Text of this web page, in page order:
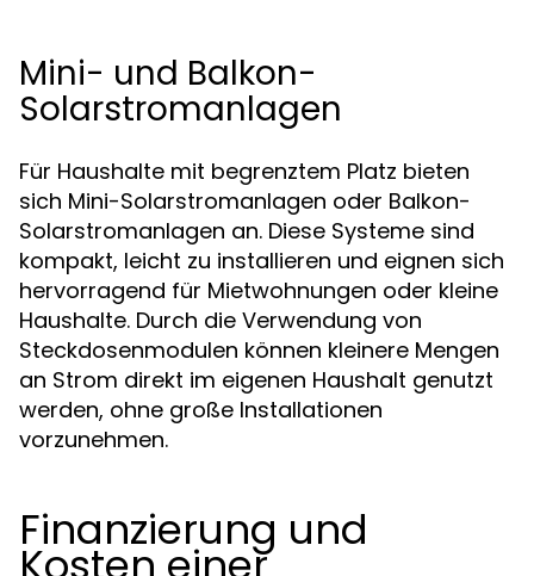
Mini- und Balkon-
Solarstromanlagen
Für Haushalte mit begrenztem Platz bieten
sich Mini-Solarstromanlagen oder Balkon-
Solarstromanlagen an. Diese Systeme sind
kompakt, leicht zu installieren und eignen sich
hervorragend für Mietwohnungen oder kleine
Haushalte. Durch die Verwendung von
Steckdosenmodulen können kleinere Mengen
an Strom direkt im eigenen Haushalt genutzt
werden, ohne große Installationen
vorzunehmen.
Finanzierung und